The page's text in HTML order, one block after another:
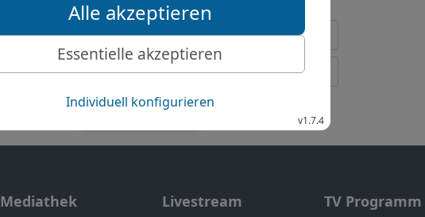
Bewertung der Bibelthek
FEEDBACK SENDEN
Mediathek Livestream TV Programm